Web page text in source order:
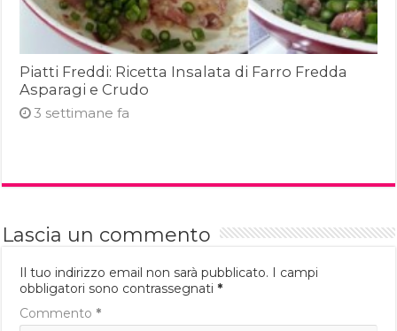
Piatti Freddi: Ricetta Insalata di Farro Fredda
Asparagi e Crudo
3 settimane fa
Lascia un commento
Il tuo indirizzo email non sarà pubblicato. I campi
obbligatori sono contrassegnati *
Commento *